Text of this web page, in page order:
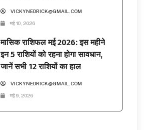
VICKYNEDRICK@GMAIL.COM
मई 10, 2026
मासिक राशिफल मई 2026: इस महीने
इन 5 राशियों को रहना होगा सावधान,
जानें सभी 12 राशियों का हाल
VICKYNEDRICK@GMAIL.COM
मई 9, 2026